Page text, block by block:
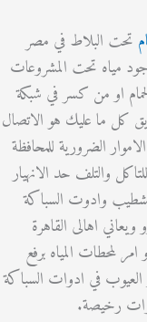
البلاط في مصر
تحت المشروعات
من كسر في شبكة
ما عليك هو الاتصال
الضرورية للمحافظة
حد الانهيار
وادوت السباكة
اهالى القاهرة
المياه برفع
في ادوات السباكة
رخيصة.